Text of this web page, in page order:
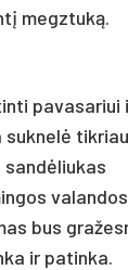
megztuką.
pavasariui
valandos
bus
ir patinka.